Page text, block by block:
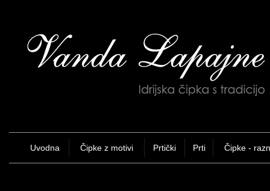
Uvodna Čipke z motivi Prtički Prti Čipke -